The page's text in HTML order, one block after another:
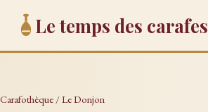
Le temps des carafes
Carafothèque /Le Donjon